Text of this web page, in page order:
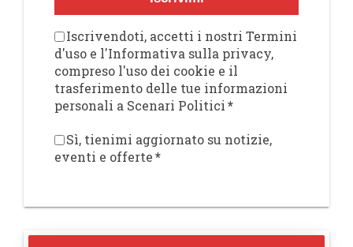
Iscrivendoti, accetti i nostri Termini
d'uso e l'Informativa sulla privacy,
compreso l'uso dei cookie e il
trasferimento delle tue informazioni
personali a Scenari Politici*
Sì, tienimi aggiornato su notizie,
eventi e offerte*